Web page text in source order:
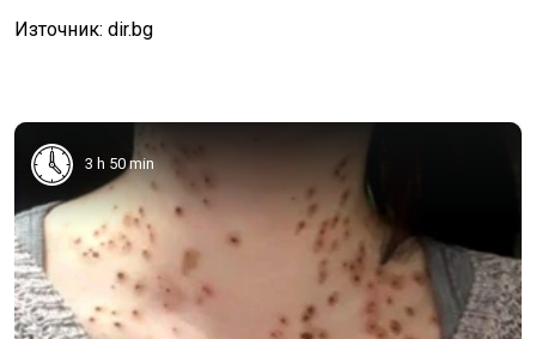
Източник: dir.bg
3 h 50 min